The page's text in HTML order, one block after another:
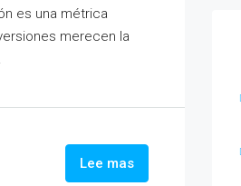
es una métrica
merecen la
Lee mas